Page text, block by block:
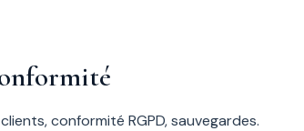
conformité RGPD, sauvegardes.